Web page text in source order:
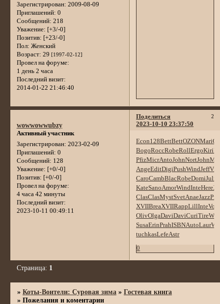
Зарегистрирован: 2009-08-09
Приглашений: 0
Сообщений: 218
Уважение: [+3/-0]
Позитив: [+23/-0]
Пол: Женский
Возраст: 29 [1997-02-12]
Провел на форуме:
1 день 2 часа
Последний визит:
2014-01-22 21:46:40
Поделиться 2
2023-10-10 23:37:50
wowwowwubzy
Активный участник
Зарегистрирован: 2023-02-09
Приглашений: 0
Сообщений: 128
Уважение: [+0/-0]
Позитив: [+0/-0]
Провел на форуме:
4 часа 42 минуты
Последний визит:
2023-10-11 00:49:11
Econ128BettBettOZONMari
BogoRoccRobeRollErgoKiri
PfizMicrAntoJohnNortJohn
AngeEditDigiPushWindJeffVirt
CaroCambBlacRobeDomiJuli
KateSanoAmorWindInteHere
ClasClasMystSvetAnaeJazz
XVIIBreaXVIIRappLillInte
OlivOlgaDaviDaviCuriTire
SusaErinPrahISBNAutoLaur
tuchkasLefeAstr
0
Страница: 1
»Коты-Воители: Суровая зима »Гостевая книга
»Пожелания и коментарии